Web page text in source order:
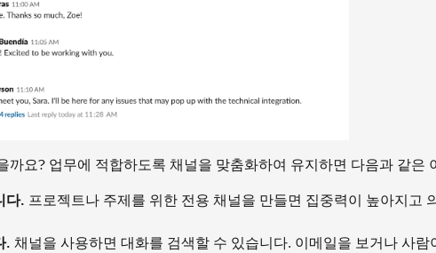
까요? 업무에 적합하도록 채널을 맞춤화하여 유지하면 다음과 같은
다. 프로젝트나 주제를 위한 전용 채널을 만들면 집중력이 높아지고
. 채널을 사용하면 대화를 검색할 수 있습니다. 이메일을 보거나 사